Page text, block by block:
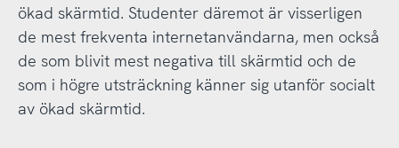
ökad skärmtid. Studenter däremot är visserligen
de mest frekventa internetanvändarna, men också
de som blivit mest negativa till skärmtid och de
som i högre utsträckning känner sig utanför socialt
av ökad skärmtid.